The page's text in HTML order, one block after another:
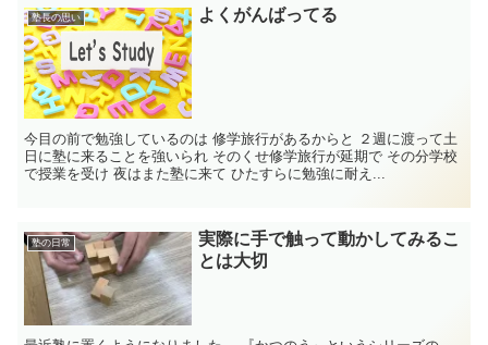
塾長の思い よくがんばってる
今目の前で勉強しているのは 修学旅行があるからと ２週に渡って土
日に塾に来ることを強いられ そのくせ修学旅行が延期で その分学校
で授業を受け 夜はまた塾に来て ひたすらに勉強に耐え...
塾の日常
実際に手で触って動かしてみるこ
とは大切